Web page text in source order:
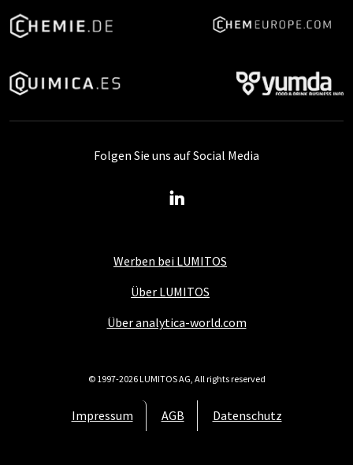
Werben bei LUMITOS
Über LUMITOS
Über analytica-world.com
Impressum AGB Datenschutz
Folgen Sie uns auf Social Media
© 1997-2026 LUMITOS AG, All rights reserved